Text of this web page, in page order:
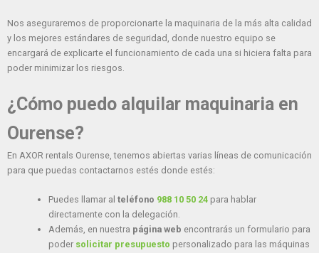
Nos aseguraremos de proporcionarte la maquinaria de la más alta calidad
y los mejores estándares de seguridad, donde nuestro equipo se
encargará de explicarte el funcionamiento de cada una si hiciera falta para
poder minimizar los riesgos.
¿Cómo puedo alquilar maquinaria en
Ourense?
En AXOR rentals Ourense, tenemos abiertas varias líneas de comunicación
para que puedas contactarnos estés donde estés:
Puedes llamar alteléfono 988 10 50 24 para hablar
directamente con la delegación.
Además, en nuestra página web encontrarás un formulario para
poder solicitar presupuesto personalizado para las máquinas